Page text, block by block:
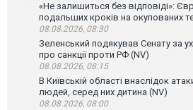
«Не залишиться без відповіді»:
подальших кроків на окупованих
08.08.2026, 08:30
Зеленський подякував Сенату за
про санкції проти РФ (NV)
08.08.2026, 08:15
В Київській області внаслідок
людей, серед них дитина (NV)
08.08.2026, 08:00